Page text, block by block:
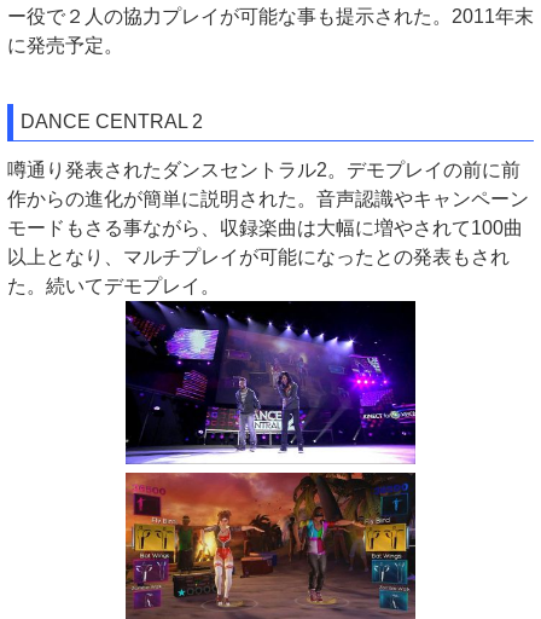
ー役で２人の協力プレイが可能な事も提示された。2011年末
に発売予定。
DANCE CENTRAL 2
噂通り発表されたダンスセントラル2。デモプレイの前に前
作からの進化が簡単に説明された。音声認識やキャンペーン
モードもさる事ながら、収録楽曲は大幅に増やされて100曲
以上となり、マルチプレイが可能になったとの発表もされ
た。続いてデモプレイ。